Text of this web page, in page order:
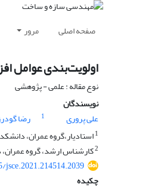
صفحه اصلی مرور
اولویت‌بندی عوامل
نوع مقاله : علمی - پژوهشی
نویسندگان
علی پروری
1 رضا
1استادیار،گروه عمران،
2کارشناس ارشد، گروه عمران،
jsce.2021.214514.2039
چکیده